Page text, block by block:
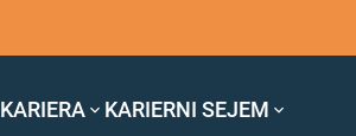
KARIERA KARIERNI SEJEM